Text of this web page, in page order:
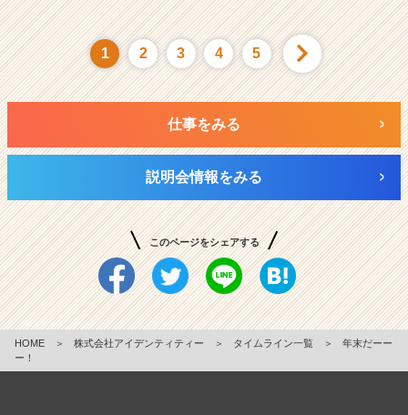
1 2 3 4 5
仕事をみる
説明会情報をみる
このページをシェアする
HOME ＞ 株式会社アイデンティティー ＞ タイムライン一覧 ＞
年末だーー
ー！